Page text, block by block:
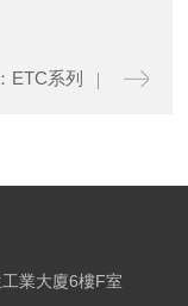
ETC系列
業大廈6樓F室